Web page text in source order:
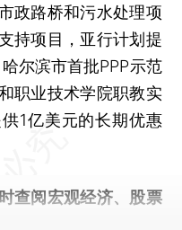
路桥和污水处理项
持项目，亚行计划提
尔滨市首批PPP示范
职业技术学院职教实
1亿美元的长期优惠
查阅宏观经济、股票